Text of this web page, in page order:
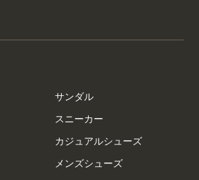
サンダル
スニーカー
カジュアルシューズ
メンズシューズ